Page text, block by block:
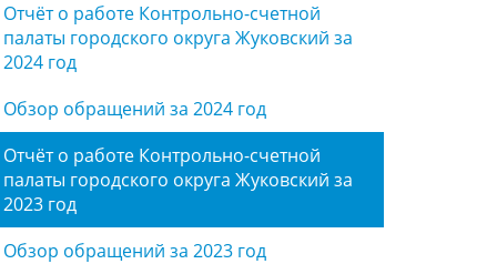
Отчёт о работе Контрольно-счетной
палаты городского округа Жуковский за
2024 год
Обзор обращений за 2024 год
Отчёт о работе Контрольно-счетной
палаты городского округа Жуковский за
2023 год
Обзор обращений за 2023 год